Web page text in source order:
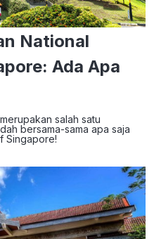
National
Ada Apa
salah satu
bersama-sama apa saja
Singapore!